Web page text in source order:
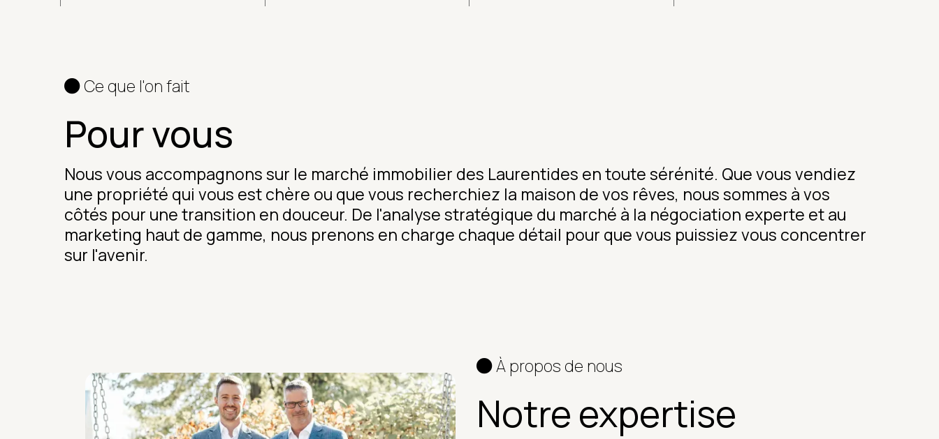
Ce que l'on fait
Pour vous
Nous vous accompagnons sur le marché immobilier des Laurentides en toute sérénité. Que vous vendiez
une propriété qui vous est chère ou que vous recherchiez la maison de vos rêves, nous sommes à vos
côtés pour une transition en douceur. De l'analyse stratégique du marché à la négociation experte et au
marketing haut de gamme, nous prenons en charge chaque détail pour que vous puissiez vous concentrer
sur l'avenir.
À propos de nous
Notre expertise